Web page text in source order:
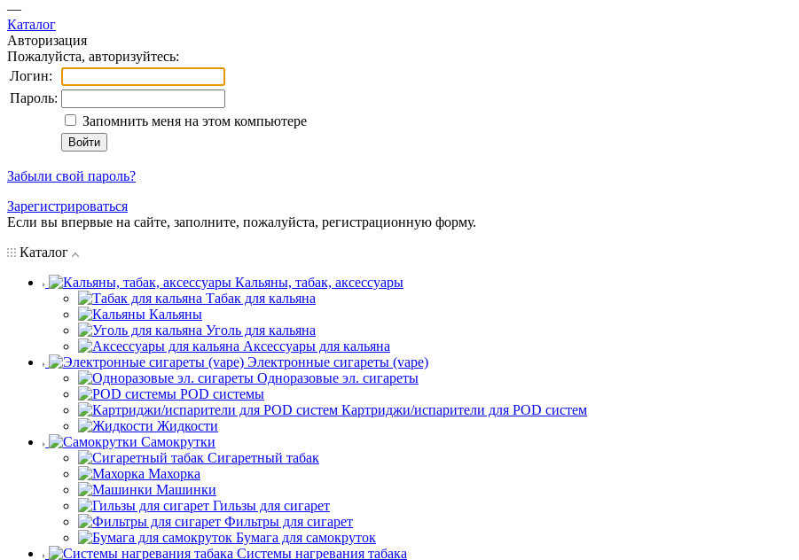
—
Каталог
Авторизация
Пожалуйста, авторизуйтесь:
Логин:
Пароль:
Запомнить меня на этом компьютере
Забыли свой пароль?
Зарегистрироваться
Если вы впервые на сайте, заполните, пожалуйста, регистрационную форму.
Каталог
Кальяны, табак, аксессуары
Табак для кальяна
Кальяны
Уголь для кальяна
Аксессуары для кальяна
Электронные сигареты (vape)
Одноразовые эл. сигареты
POD системы
Картриджи/испарители для POD систем
Жидкости
Самокрутки
Сигаретный табак
Махорка
Машинки
Гильзы для сигарет
Фильтры для сигарет
Бумага для самокруток
Системы нагревания табака